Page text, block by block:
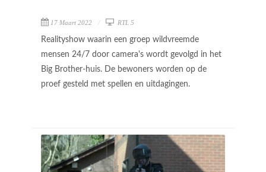
17 Maart 2022 RTL 5
Realityshow waarin een groep wildvreemde
mensen 24/7 door camera's wordt gevolgd in het
Big Brother-huis. De bewoners worden op de
proef gesteld met spellen en uitdagingen.